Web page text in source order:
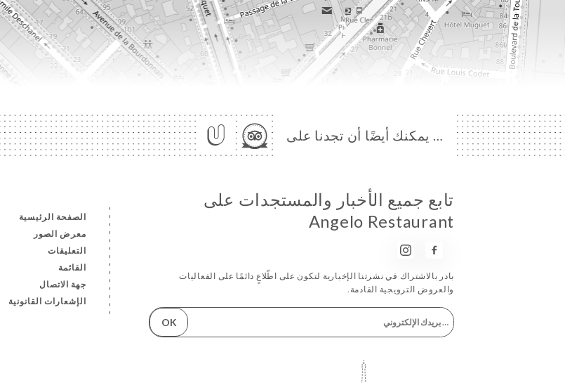
… يمكنك أيضًا أن تجدنا على
الصفحة الرئيسية
معرض الصور
التعليقات
القائمة
جهة الاتصال
الإشعارات القانونية
تابع جميع الأخبار والمستجدات على
Angelo Restaurant
بادر بالاشتراك في نشرتنا الإخبارية لتكون على اطّلاعٍ دائمًا على الفعاليات
والعروض الترويجية القادمة.
OK